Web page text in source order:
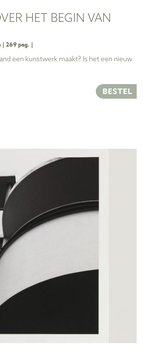
HET BEGIN VAN
| 269 pag. |
een kunstwerk maakt? Is het een nieuw